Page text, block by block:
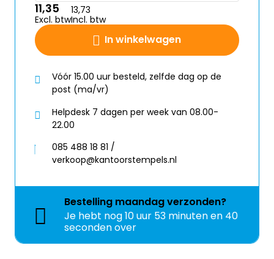
In winkelwagen
11,35
Excl. btw
13,73
Incl. btw
Vóór 15.00 uur besteld, zelfde dag op de
post (ma/vr)
Helpdesk 7 dagen per week van 08.00-
22.00
085 488 18 81 /
verkoop@kantoorstempels.nl
Bestelling maandagverzonden?
Je hebt nog10 uur 53 minuten en 39
seconden over